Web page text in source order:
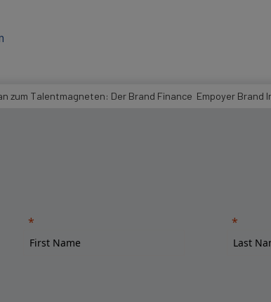
zum Talentmagneten: Der Brand Finance Empoyer